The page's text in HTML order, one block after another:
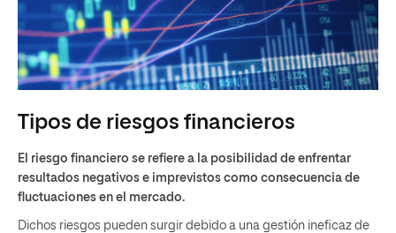
Tipos de riesgos financieros
El riesgo financiero se refiere a la posibilidad de enfrentar
resultados negativos e imprevistos como consecuencia de
fluctuaciones en el mercado.
Dichos riesgos pueden surgir debido a una gestión ineficaz de